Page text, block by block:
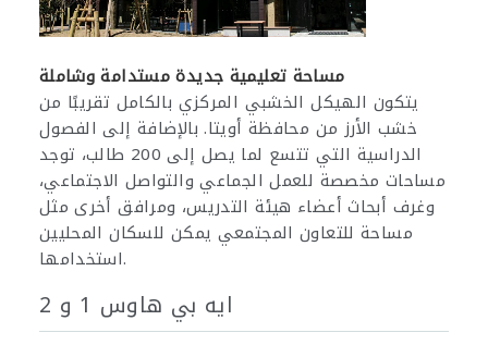
مساحة تعليمية جديدة مستدامة وشاملة
يتكون الهيكل الخشبي المركزي بالكامل تقريبًا من
خشب الأرز من محافظة أويتا. بالإضافة إلى الفصول
الدراسية التي تتسع لما يصل إلى 200 طالب، توجد
مساحات مخصصة للعمل الجماعي والتواصل الاجتماعي،
وغرف أبحاث أعضاء هيئة التدريس، ومرافق أخرى مثل
مساحة للتعاون المجتمعي يمكن للسكان المحليين
استخدامها.
ايه بي هاوس 1 و 2